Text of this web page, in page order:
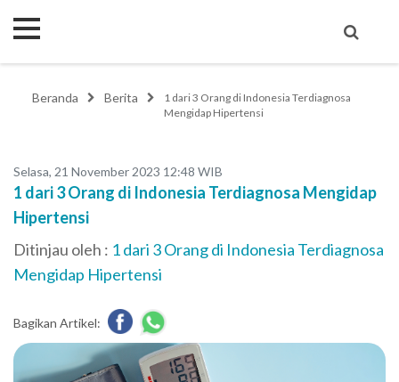
Beranda Berita
1 dari 3 Orang di Indonesia Terdiagnosa
Mengidap Hipertensi
Selasa, 21 November 2023 12:48 WIB
1 dari 3 Orang di Indonesia Terdiagnosa Mengidap
Hipertensi
Ditinjau oleh : 1 dari 3 Orang di Indonesia Terdiagnosa
Mengidap Hipertensi
Bagikan Artikel: